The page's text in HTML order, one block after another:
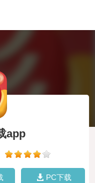
app
PC下载